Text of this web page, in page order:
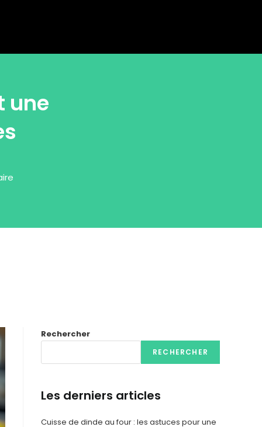
une
Rechercher
RECHERCHER
Les derniers articles
Cuisse de dinde au four : les astuces pour une